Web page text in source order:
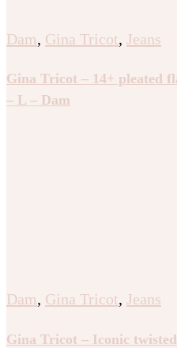
Dam, Gina Tricot, Jeans
Gina Tricot – 14+ pleated
– L – Dam
Dam, Gina Tricot, Jeans
Gina Tricot – Iconic